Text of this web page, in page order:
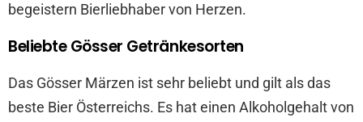
begeistern Bierliebhaber von Herzen.
Beliebte Gösser Getränkesorten
Das Gösser Märzen ist sehr beliebt und gilt als das
beste Bier Österreichs. Es hat einen Alkoholgehalt von